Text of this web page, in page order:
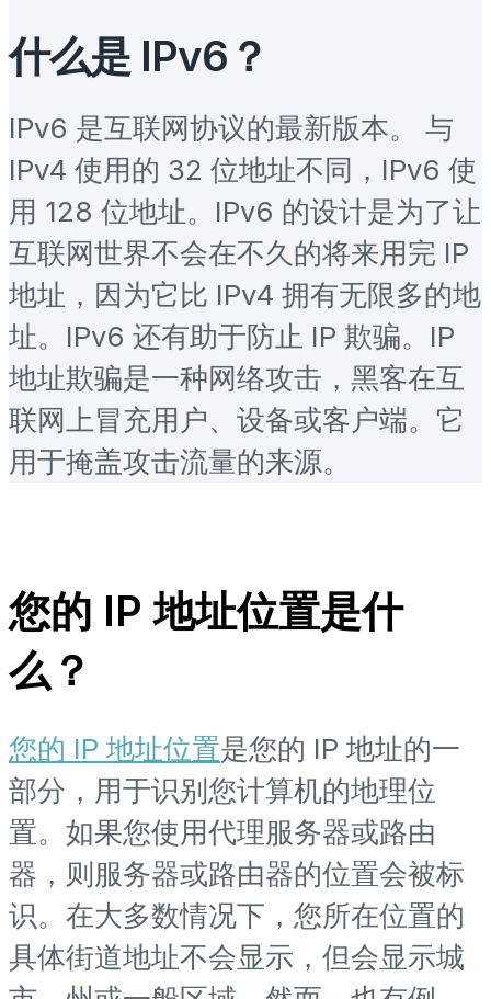
什么是 IPv6？
IPv6 是互联网协议的最新版本。 与
IPv4 使用的 32 位地址不同，IPv6 使
用 128 位地址。IPv6 的设计是为了让
互联网世界不会在不久的将来用完 IP
地址，因为它比 IPv4 拥有无限多的地
址。IPv6 还有助于防止 IP 欺骗。IP
地址欺骗是一种网络攻击，黑客在互
联网上冒充用户、设备或客户端。它
用于掩盖攻击流量的来源。
您的 IP 地址位置是什
么？
您的 IP 地址位置是您的 IP 地址的一
部分，用于识别您计算机的地理位
置。如果您使用代理服务器或路由
器，则服务器或路由器的位置会被标
识。在大多数情况下，您所在位置的
具体街道地址不会显示，但会显示城